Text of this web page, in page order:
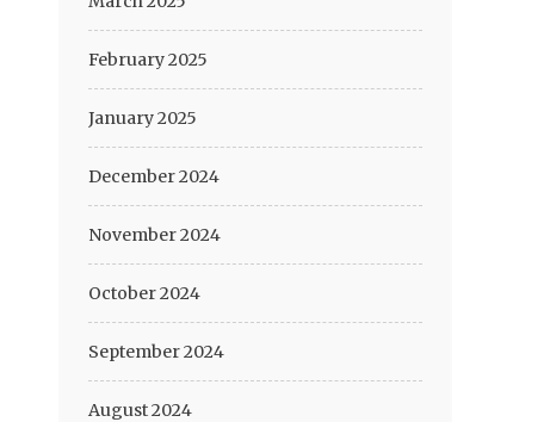
February 2025
January 2025
December 2024
November 2024
October 2024
September 2024
August 2024